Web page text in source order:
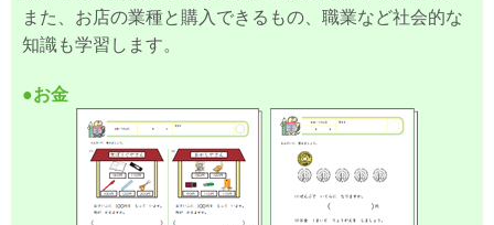
また、お店の業種と購入できるもの、職業など社会的な
知識も学習します。
●お金